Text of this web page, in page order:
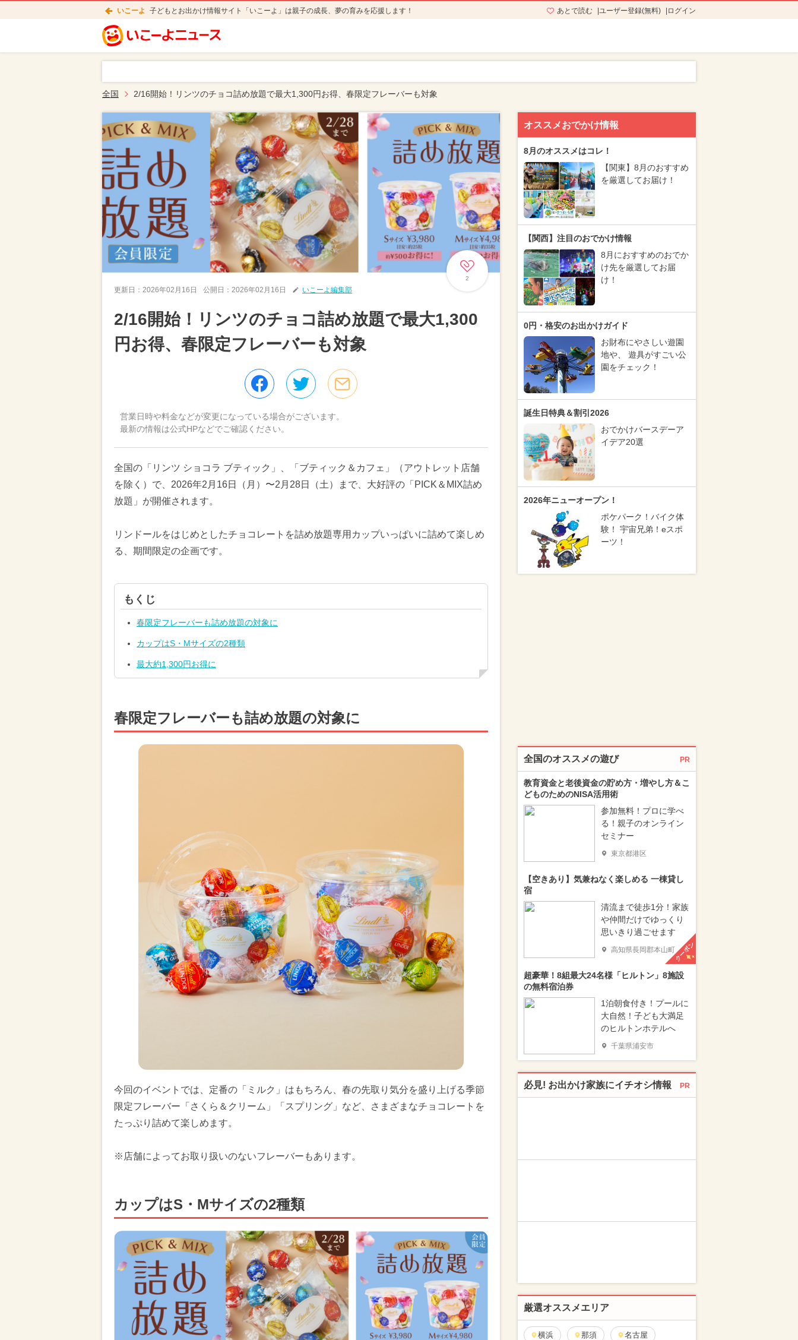
いこーよ 子どもとお出かけ情報サイト「いこーよ」は親子の成長、夢の育みを応援します！ あとで読む ユーザー登録(無料) ログイン
全国 2/16開始！リンツのチョコ詰め放題で最大1,300円お得、春限定フレーバーも対象
2
更新日： 2026年02月16日 公開日： 2026年02月16日 いこーよ編集部
2/16開始！リンツのチョコ詰め放題で最大1,300
円お得、春限定フレーバーも対象
営業日時や料金などが変更になっている場合がございます。
最新の情報は公式HPなどでご確認ください。
全国の「リンツ ショコラ ブティック」、「ブティック＆カフェ」（アウトレット店舗
を除く）で、2026年2月16日（月）〜2月28日（土）まで、大好評の「PICK＆MIX詰め
放題」が開催されます。
リンドールをはじめとしたチョコレートを詰め放題専用カップいっぱいに詰めて楽しめ
る、期間限定の企画です。
もくじ
春限定フレーバーも詰め放題の対象に
カップはS・Mサイズの2種類
最大約1,300円お得に
春限定フレーバーも詰め放題の対象に
今回のイベントでは、定番の「ミルク」はもちろん、春の先取り気分を盛り上げる季節
限定フレーバー「さくら＆クリーム」「スプリング」など、さまざまなチョコレートを
たっぷり詰めて楽しめます。
※店舗によってお取り扱いのないフレーバーもあります。
カップはS・Mサイズの2種類
オススメおでかけ情報
8月のオススメはコレ！
【関東】8月のおすすめ
を厳選してお届け！
【関西】注目のおでかけ情報
8月におすすめのおでか
け先を厳選してお届
け！
0円・格安のお出かけガイド
お財布にやさしい遊園
地や、 遊具がすごい公
園をチェック！
誕生日特典＆割引2026
おでかけバースデーア
イデア20選
2026年ニューオープン！
ポケパーク！バイク体
験！ 宇宙兄弟！eスポ
ーツ！
全国のオススメの遊び PR
教育資金と老後資金の貯め方・増やし方＆こ
どものためのNISA活用術
参加無料！プロに学べ
る！親子のオンライン
セミナー
東京都港区
【空きあり】気兼ねなく楽しめる 一棟貸し
宿
清流まで徒歩1分！家族
や仲間だけでゆっくり
思いきり過ごせます
高知県長岡郡本山町クーポン
超豪華！8組最大24名様「ヒルトン」8施設
の無料宿泊券
1泊朝食付き！プールに
大自然！子ども大満足
のヒルトンホテルへ
千葉県浦安市
必見! お出かけ家族にイチオシ情報 PR
厳選オススメエリア
横浜 那須 名古屋